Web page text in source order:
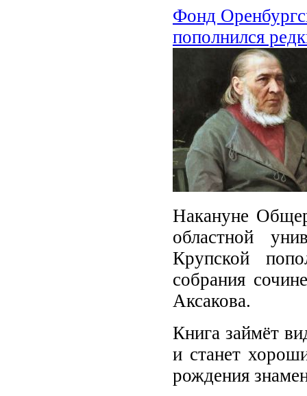
Фонд
пополнился
Накануне
областной
Крупской
собрания
Аксакова.
Книга займёт
и станет
рождения